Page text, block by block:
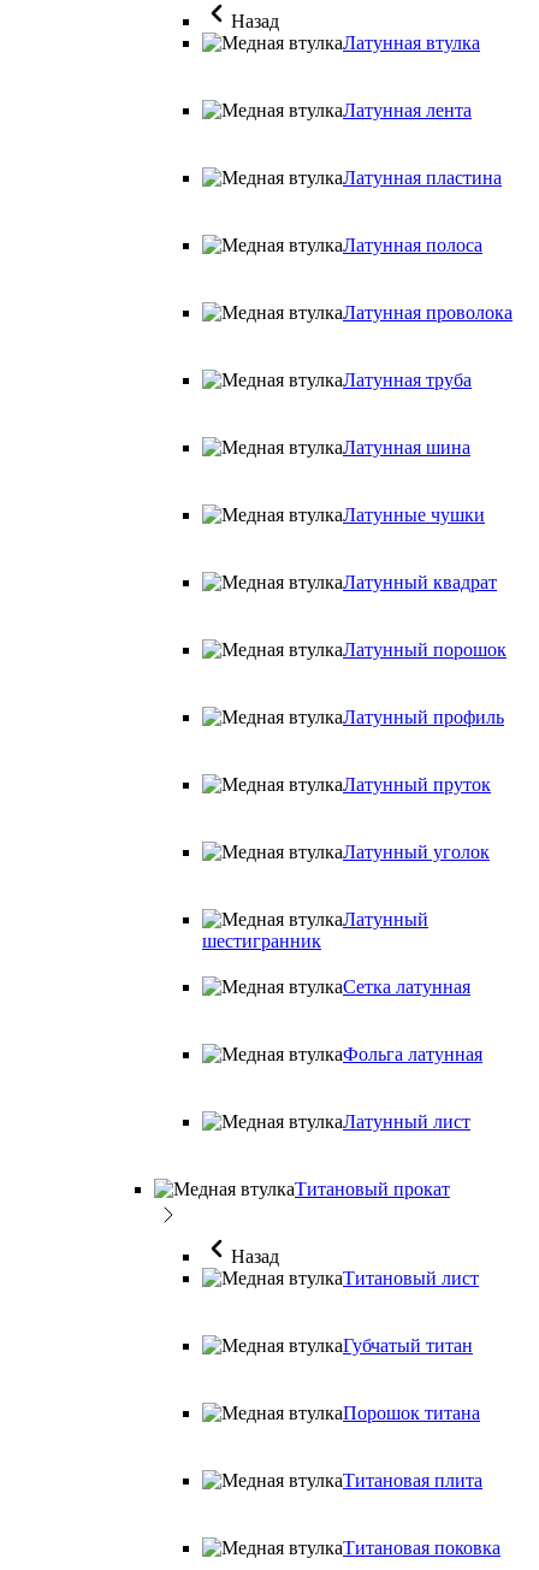
Назад
Латунная втулка
Латунная лента
Латунная пластина
Латунная полоса
Латунная проволока
Латунная труба
Латунная шина
Латунные чушки
Латунный квадрат
Латунный порошок
Латунный профиль
Латунный пруток
Латунный уголок
Латунный
шестигранник
Сетка латунная
Фольга латунная
Латунный лист
Титановый прокат
Назад
Титановый лист
Губчатый титан
Порошок титана
Титановая плита
Титановая поковка